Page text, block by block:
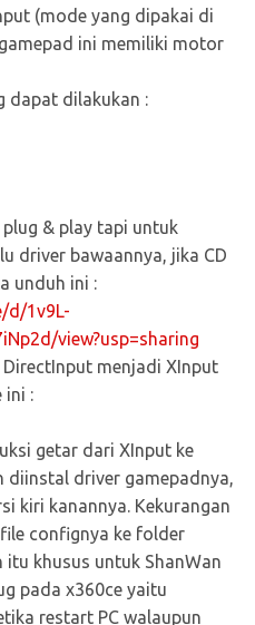
(mode yang dipakai di
ini memiliki motor
dapat dilakukan :
& play tapi untuk
driver bawaannya, jika CD
unduh ini :
d/1v9L-
view?usp=sharing
menjadi XInput
ini :
getar dari XInput ke
diinstal driver gamepadnya,
kiri kanannya. Kekurangan
confignya ke folder
khusus untuk ShanWan
pada x360ce yaitu
restart PC walaupun